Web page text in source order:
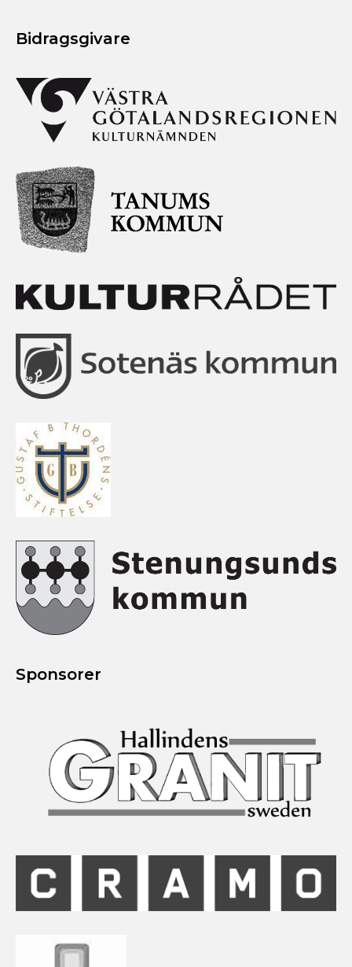
Bidragsgivare
Sponsorer